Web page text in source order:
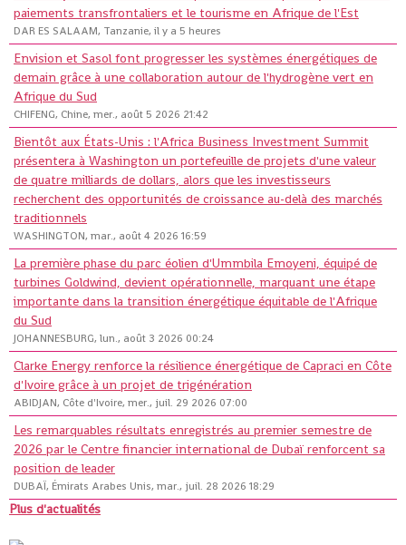
paiements transfrontaliers et le tourisme en Afrique de l'Est
DAR ES SALAAM, Tanzanie, il y a 5 heures
Envision et Sasol font progresser les systèmes énergétiques de
demain grâce à une collaboration autour de l'hydrogène vert en
Afrique du Sud
CHIFENG, Chine, mer., août 5 2026 21:42
Bientôt aux États-Unis : l'Africa Business Investment Summit
présentera à Washington un portefeuille de projets d'une valeur
de quatre milliards de dollars, alors que les investisseurs
recherchent des opportunités de croissance au-delà des marchés
traditionnels
WASHINGTON, mar., août 4 2026 16:59
La première phase du parc éolien d'Ummbila Emoyeni, équipé de
turbines Goldwind, devient opérationnelle, marquant une étape
importante dans la transition énergétique équitable de l'Afrique
du Sud
JOHANNESBURG, lun., août 3 2026 00:24
Clarke Energy renforce la résilience énergétique de Capraci en Côte
d'Ivoire grâce à un projet de trigénération
ABIDJAN, Côte d'Ivoire, mer., juil. 29 2026 07:00
Les remarquables résultats enregistrés au premier semestre de
2026 par le Centre financier international de Dubaï renforcent sa
position de leader
DUBAÏ, Émirats Arabes Unis, mar., juil. 28 2026 18:29
Plus d'actualités